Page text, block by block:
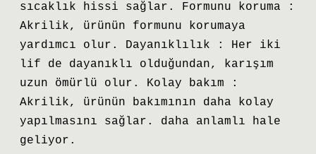
sıcaklık hissi sağlar. Formunu koruma :
Akrilik, ürünün formunu korumaya
yardımcı olur. Dayanıklılık : Her iki
lif de dayanıklı olduğundan, karışım
uzun ömürlü olur. Kolay bakım :
Akrilik, ürünün bakımının daha kolay
yapılmasını sağlar. daha anlamlı hale
geliyor.